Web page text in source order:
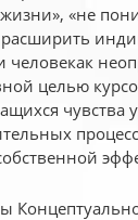
«не
человекак
целью
чувства